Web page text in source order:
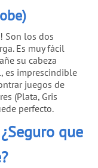
Son los dos
Es muy fácil
su cabeza
es imprescindible
juegos de
(Plata, Gris
perfecto.
que